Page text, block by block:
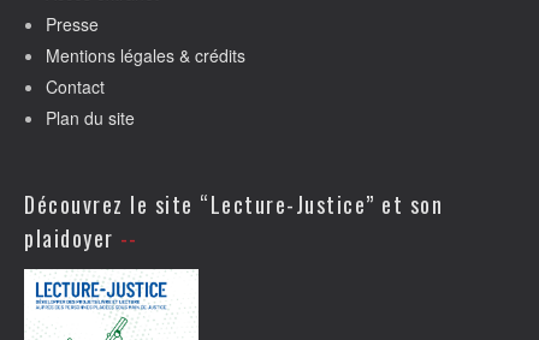
Presse
Mentions légales & crédits
Contact
Plan du site
Découvrez le site “Lecture-Justice” et son
plaidoyer